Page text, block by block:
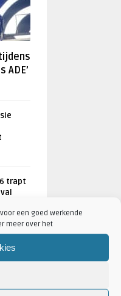
een goed werkende
meer over het
ADE’
trapt